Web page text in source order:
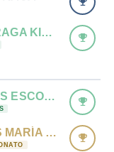
[JJ.EE.] I DUATLÓN DE FRAGA KIDS JJEE
[JJ.EE.] VI DUATLÓN CROS ESCOLAR DE UTEBO
I DUATLÓN POR EQUIPOS MARÍA DE HUERVA - CTO. ARAGÓN DE DUATLÓN POR EQUIPOS 2017